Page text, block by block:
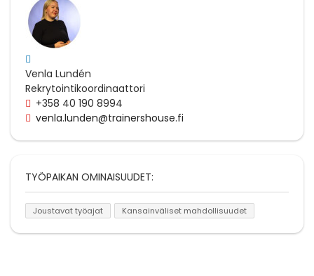
Venla Lundén
Rekrytointikoordinaattori
+358 40 190 8994
venla.lunden@trainershouse.fi
TYÖPAIKAN OMINAISUUDET:
Joustavat työajat Kansainväliset mahdollisuudet